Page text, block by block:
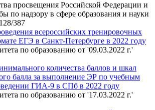
просвещения Российской Федерации и
по надзору в сфере образования и науки
387
всероссийских тренировочных
ЕГЭ в Санкт-Петербурге в 2022 году
по образованию от '09.03.2022 г.'
количества баллов и шкал
балла за выполнение ЭР по учебным
ГИА-9 в СПб в 2022 году
по образованию от '17.03.2022 г.'